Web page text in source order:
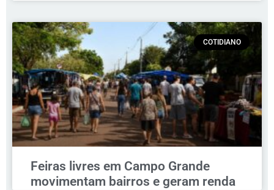
COTIDIANO
Feiras livres em Campo Grande
movimentam bairros e geram renda